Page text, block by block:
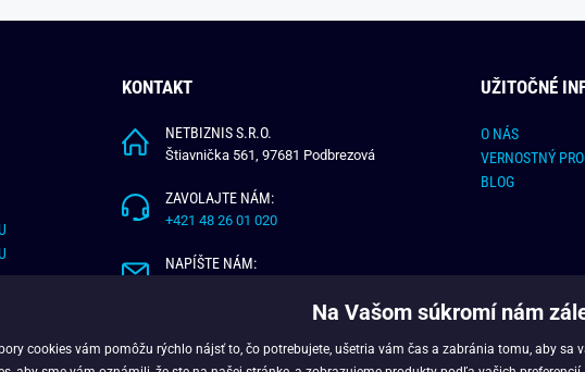
KONTAKT
NETBIZNIS S.R.O.
Štiavnička 561, 97681 Podbrezová
ZAVOLAJTE NÁM:
+421 48 26 01 020
NAPÍŠTE NÁM:
UŽITOČNÉ
O NÁS
VERNOSTNÝ
BLOG
Na Vašom súkromí nám
cookies vám pomôžu rýchlo nájsť to, čo potrebujete, ušetria vám čas a zabránia tomu, aby sa